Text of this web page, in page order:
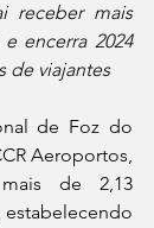
receber mais
encerra 2024
de viajantes
de Foz do
Aeroportos,
de 2,13
estabelecendo